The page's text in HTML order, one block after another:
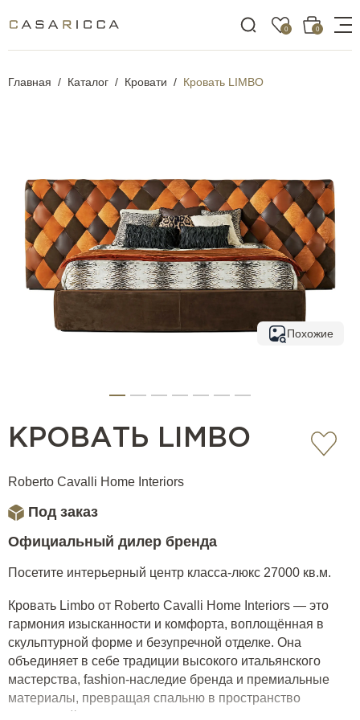
0 0
Главная Каталог Кровати Кровать LIMBO
Похожие
КРОВАТЬ LIMBO
Roberto Cavalli Home Interiors
Под заказ
Официальный дилер бренда
Посетите интерьерный центр класса-люкс 27000 кв.м.
Кровать Limbo от Roberto Cavalli Home Interiors — это
гармония изысканности и комфорта, воплощённая в
скульптурной форме и безупречной отделке. Она
объединяет в себе традиции высокого итальянского
мастерства, fashion-наследие бренда и премиальные
материалы, превращая спальню в пространство